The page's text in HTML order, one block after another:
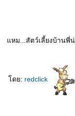
หม...สัตว์เลี้ยงบ้านพี่
ดย: redclick